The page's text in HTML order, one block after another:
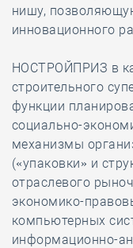
нишу,
инновационного
НОСТРОЙПРИЗ в
строительного
функции
социально-
механизмы
(«упаковки» и
отраслевого
экономико-
компьютерных
информационно-